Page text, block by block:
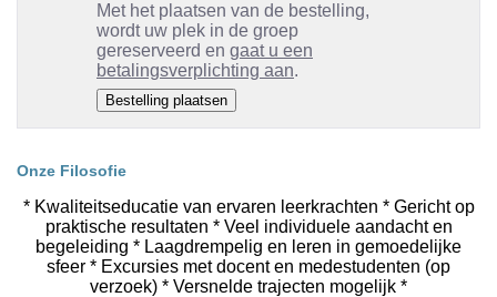
Met het plaatsen van de bestelling,
wordt uw plek in de groep
gereserveerd en gaat u een
betalingsverplichting aan.
Onze Filosofie
* Kwaliteitseducatie van ervaren leerkrachten * Gericht op
praktische resultaten * Veel individuele aandacht en
begeleiding * Laagdrempelig en leren in gemoedelijke
sfeer * Excursies met docent en medestudenten (op
verzoek) * Versnelde trajecten mogelijk *